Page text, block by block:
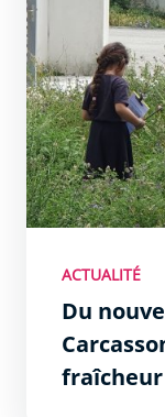
ACTUALITÉ
Du